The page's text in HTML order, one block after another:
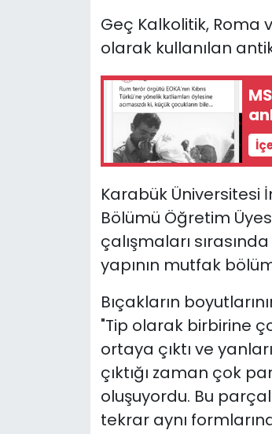
Geç Kalkolitik, Roma
olarak kullanılan
Karabük Üniversitesi
Bölümü Öğretim
çalışmaları
yapının mutfak
Bıçakların
"Tip olarak birbirine
ortaya çıktı ve
çıktığı zaman çok
oluşuyordu. Bu
tekrar aynı
Teknoloji
Video Galeri
Yazarlar